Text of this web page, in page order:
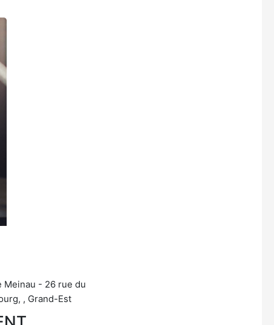
Meinau - 26 rue du
, Grand-Est